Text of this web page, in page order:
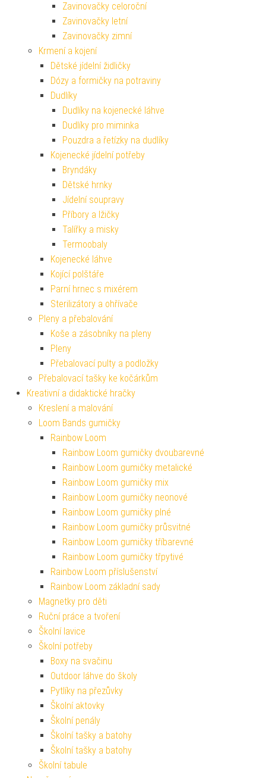
Zavinovačky celoroční
Zavinovačky letní
Zavinovačky zimní
Krmení a kojení
Dětské jídelní židličky
Dózy a formičky na potraviny
Dudlíky
Dudlíky na kojenecké láhve
Dudlíky pro miminka
Pouzdra a řetízky na dudlíky
Kojenecké jídelní potřeby
Bryndáky
Dětské hrnky
Jídelní soupravy
Příbory a lžičky
Talířky a misky
Termoobaly
Kojenecké láhve
Kojící polštáře
Parní hrnec s mixérem
Sterilizátory a ohřívače
Pleny a přebalování
Koše a zásobníky na pleny
Pleny
Přebalovací pulty a podložky
Přebalovací tašky ke kočárkům
Kreativní a didaktické hračky
Kreslení a malování
Loom Bands gumičky
Rainbow Loom
Rainbow Loom gumičky dvoubarevné
Rainbow Loom gumičky metalické
Rainbow Loom gumičky mix
Rainbow Loom gumičky neonové
Rainbow Loom gumičky plné
Rainbow Loom gumičky průsvitné
Rainbow Loom gumičky tříbarevné
Rainbow Loom gumičky třpytivé
Rainbow Loom příslušenství
Rainbow Loom základní sady
Magnetky pro děti
Ruční práce a tvoření
Školní lavice
Školní potřeby
Boxy na svačinu
Outdoor láhve do školy
Pytlíky na přezůvky
Školní aktovky
Školní penály
Školní tašky a batohy
Školní tašky a batohy
Školní tabule